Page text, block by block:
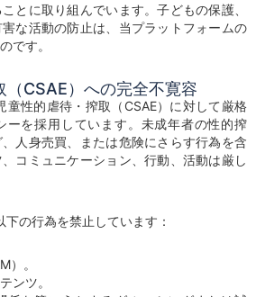
とに取り組んでいます。子どもの保護、
な活動の防止は、当プラットフォームの
です。
（CSAE）への完全不寛容
童性的虐待・搾取（CSAE）に対して厳格
ーを採用しています。未成年者の性的搾
人身売買、または危険にさらす行為を含
コミュニケーション、行動、活動は厳し
の行為を禁止しています：
）。
ンツ。